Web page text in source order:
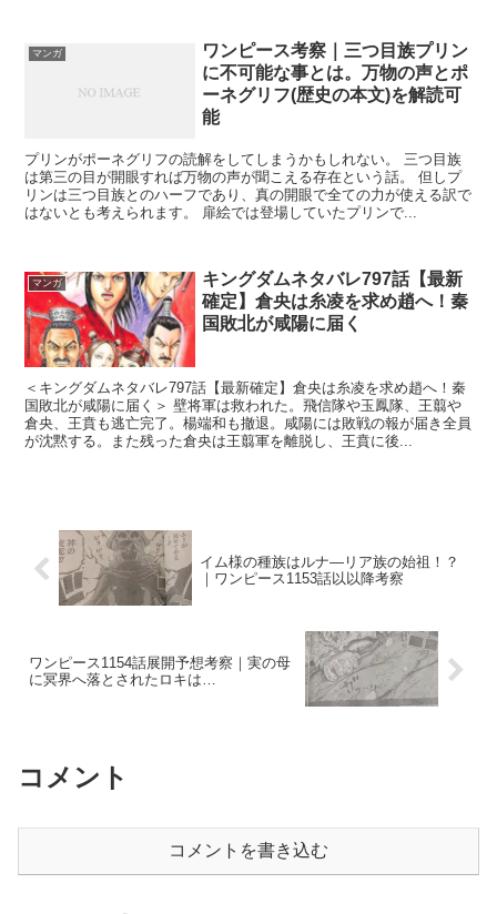
マンガ
ワンピース考察｜三つ目族プリン
に不可能な事とは。万物の声とポ
ーネグリフ(歴史の本文)を解読可
能
プリンがポーネグリフの読解をしてしまうかもしれない。 三つ目族
は第三の目が開眼すれば万物の声が聞こえる存在という話。 但しプ
リンは三つ目族とのハーフであり、真の開眼で全ての力が使える訳で
はないとも考えられます。 扉絵では登場していたプリンで...
マンガ
キングダムネタバレ797話【最新
確定】倉央は糸凌を求め趙へ！秦
国敗北が咸陽に届く
＜キングダムネタバレ797話【最新確定】倉央は糸凌を求め趙へ！秦
国敗北が咸陽に届く＞ 壁将軍は救われた。飛信隊や玉鳳隊、王翦や
倉央、王賁も逃亡完了。楊端和も撤退。咸陽には敗戦の報が届き全員
が沈黙する。また残った倉央は王翦軍を離脱し、王賁に後...
イム様の種族はルナ―リア族の始祖！？
｜ワンピース1153話以以降考察
ワンピース1154話展開予想考察｜実の母
に冥界へ落とされたロキは…
コメント
コメントを書き込む